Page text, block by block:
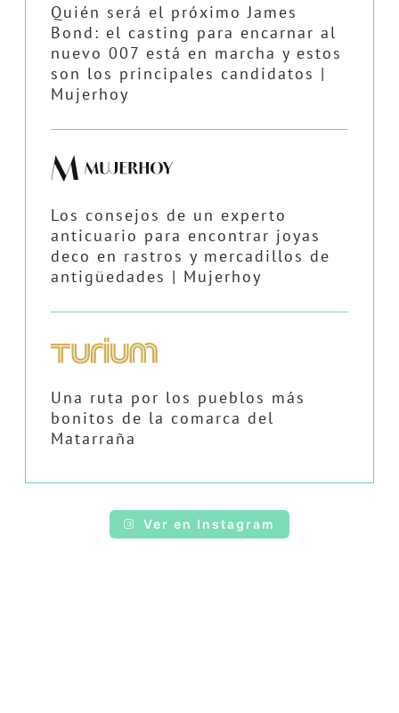
Quién será el próximo James
Bond: el casting para encarnar al
nuevo 007 está en marcha y estos
son los principales candidatos |
Mujerhoy
Los consejos de un experto
anticuario para encontrar joyas
deco en rastros y mercadillos de
antigüedades | Mujerhoy
Una ruta por los pueblos más
bonitos de la comarca del
Matarraña
Ver en Instagram